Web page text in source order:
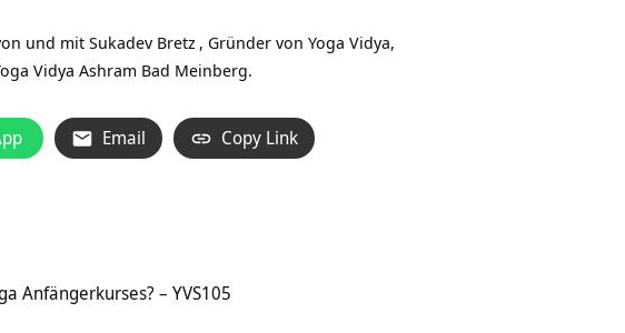
und mit Sukadev Bretz , Gründer von Yoga Vidya,
Vidya Ashram Bad Meinberg.
Email Copy Link
Anfängerkurses? – YVS105